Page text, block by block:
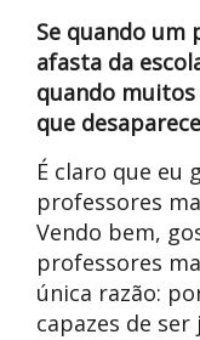
Se quando um
afasta da
quando muitos
que
É claro que eu
professores
Vendo bem,
professores
única razão:
capazes de ser